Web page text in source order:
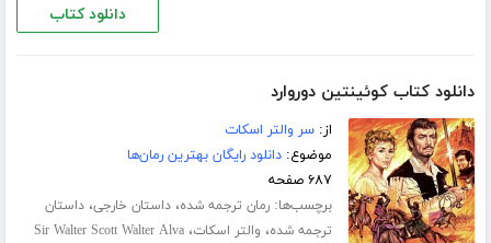
دانلود کتاب
دانلود کتاب کوئینتین دوروارد
از:سر والتر اسکات
موضوع:دانلود رایگان بهترین رمان‌ها
۶۸۷ صفحه
برچسب‌ها:رمان ترجمه شده،داستان خارجی،داستان
ترجمه شده، والتر اسکات،Sir Walter Scott Walter Alva